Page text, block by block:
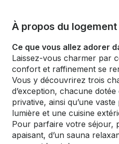
À propos du logement
Ce que vous allez adorer
Laissez-vous charmer par
confort et raffinement se
Vous y découvrirez trois
d’exception, chacune
privative, ainsi qu’une
lumière et une cuisine
Pour parfaire votre séjour,
apaisant, d’un sauna